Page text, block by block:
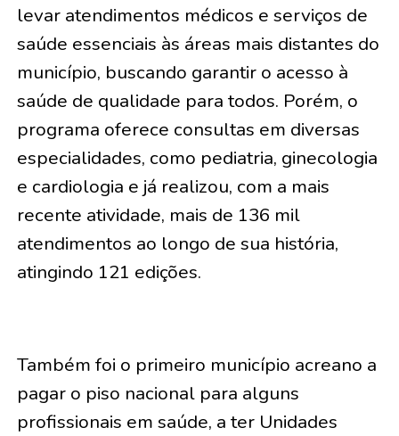
levar atendimentos médicos e serviços de
saúde essenciais às áreas mais distantes do
município, buscando garantir o acesso à
saúde de qualidade para todos. Porém, o
programa oferece consultas em diversas
especialidades, como pediatria, ginecologia
e cardiologia e já realizou, com a mais
recente atividade, mais de 136 mil
atendimentos ao longo de sua história,
atingindo 121 edições.
Também foi o primeiro município acreano a
pagar o piso nacional para alguns
profissionais em saúde, a ter Unidades